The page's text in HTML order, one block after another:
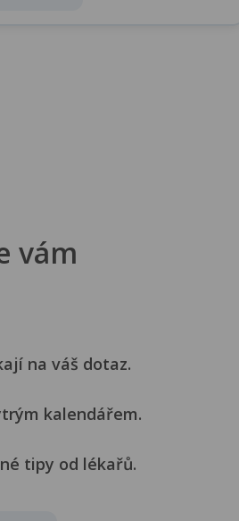
vám
na váš dotaz.
kalendářem.
tipy od lékařů.